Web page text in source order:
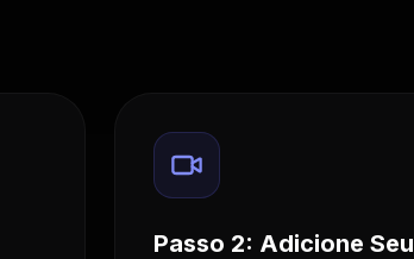
Passo 2: Adicione Seu